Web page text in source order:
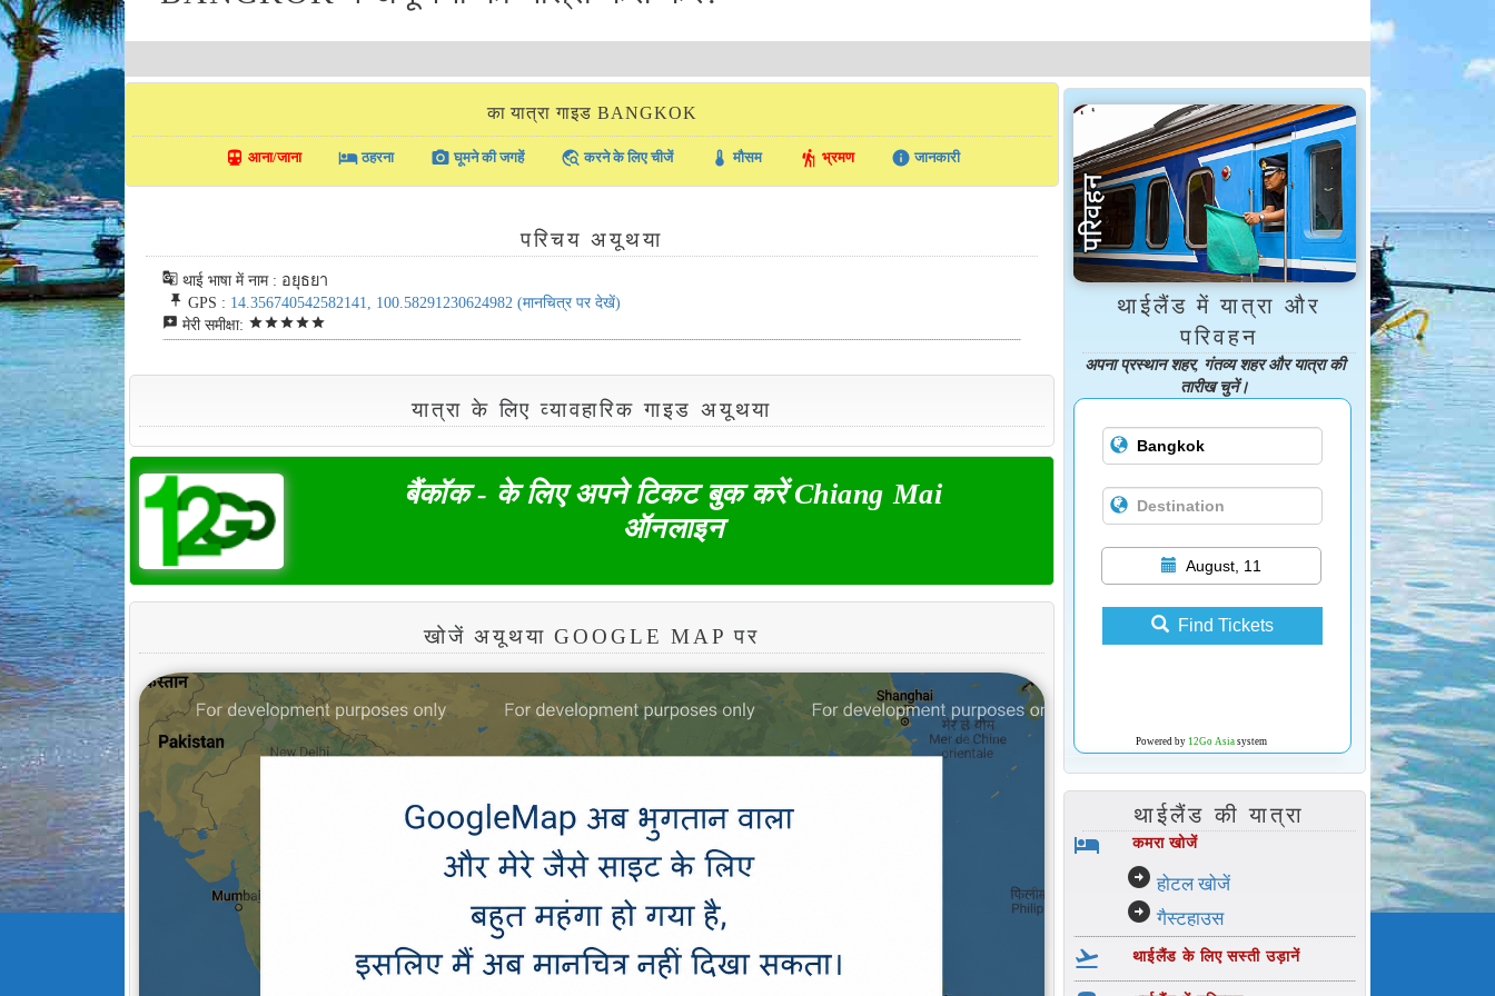
का यात्रा गाइड BANGKOK
directions_transit आना/जाना local_hotelठहरना photo_camera घूमने की जगहें travel_explore करने के लिए चीजें thermostat मौसम hiking भ्रमण info जानकारी
परिचय अयूथया
g_translate थाई भाषा में नाम : อยุธยา
push_pin GPS : 14.356740542582141, 100.58291230624982 (मानचित्र पर देखें)
reviews मेरी समीक्षा: starstarstarstarstar
यात्रा के लिए व्यावहारिक गाइड अयूथया
बैंकॉक - के लिए अपने टिकट बुक करें Chiang Mai
ऑनलाइन
खोजें अयूथया GOOGLE MAP पर
थाईलैंड में यात्रा और
परिवहन
अपना प्रस्थान शहर, गंतव्य शहर और यात्रा की
तारीख चुनें।
August, 11
Find Tickets
Powered by 12Go Asiasystem
थाईलैंड की यात्रा
hotel कमरा खोजें
arrow_circle_right होटल खोजें
arrow_circle_right गैस्टहाउस
flight_takeoff थाईलैंड के लिए सस्ती उड़ानें